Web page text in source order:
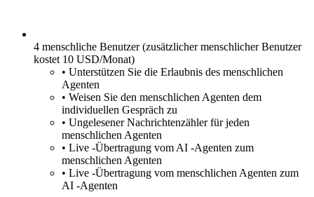
4 menschliche Benutzer (zusätzlicher menschlicher Benutzer
kostet 10 USD/Monat)
• Unterstützen Sie die Erlaubnis des menschlichen
Agenten
• Weisen Sie den menschlichen Agenten dem
individuellen Gespräch zu
• Ungelesener Nachrichtenzähler für jeden
menschlichen Agenten
• Live -Übertragung vom AI -Agenten zum
menschlichen Agenten
• Live -Übertragung vom menschlichen Agenten zum
AI -Agenten